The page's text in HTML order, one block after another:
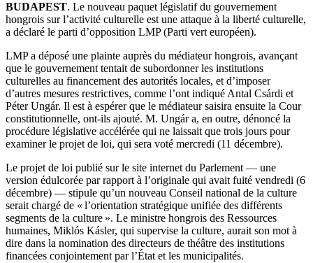
BUDAPEST. Le nouveau paquet législatif du gouvernement
hongrois sur l’activité culturelle est une attaque à la liberté culturelle,
a déclaré le parti d’opposition LMP (Parti vert européen).
LMP a déposé une plainte auprès du médiateur hongrois, avançant
que le gouvernement tentait de subordonner les institutions
culturelles au financement des autorités locales, et d’imposer
d’autres mesures restrictives, comme l’ont indiqué Antal Csárdi et
Péter Ungár. Il est à espérer que le médiateur saisira ensuite la Cour
constitutionnelle, ont-ils ajouté. M. Ungár a, en outre, dénoncé la
procédure législative accélérée qui ne laissait que trois jours pour
examiner le projet de loi, qui sera voté mercredi (11 décembre).
Le projet de loi publié sur le site internet du Parlement — une
version édulcorée par rapport à l’originale qui avait fuité vendredi (6
décembre) — stipule qu’un nouveau Conseil national de la culture
serait chargé de « l’orientation stratégique unifiée des différents
segments de la culture ». Le ministre hongrois des Ressources
humaines, Miklós Kásler, qui supervise la culture, aurait son mot à
dire dans la nomination des directeurs de théâtre des institutions
financées conjointement par l’État et les municipalités.